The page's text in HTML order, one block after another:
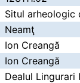
Situl arheologic
Neamţ
Ion Creangă
Ion Creangă
Dealul Lingurari